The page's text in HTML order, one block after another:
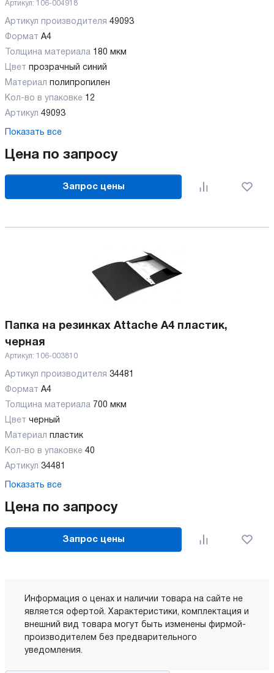
Артикул: 106-004918
Артикул производителя 49093
Формат А4
Толщина материала 180 мкм
Цвет прозрачный синий
Материал полипропилен
Кол-во в упаковке 12
Артикул 49093
Показать все
Цена по запросу
Запрос цены
Папка на резинках Attache А4 пластик,
черная
Артикул: 106-003810
Артикул производителя 34481
Формат А4
Толщина материала 700 мкм
Цвет черный
Материал пластик
Кол-во в упаковке 40
Артикул 34481
Показать все
Цена по запросу
Запрос цены
Информация о ценах и наличии товара на сайте не
является офертой. Характеристики, комплектация и
внешний вид товара могут быть изменены фирмой-
производителем без предварительного
уведомления.